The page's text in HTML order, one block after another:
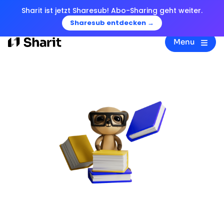
Sharit ist jetzt Sharesub! Abo-Sharing geht weiter.
Sharesub entdecken →
Menu